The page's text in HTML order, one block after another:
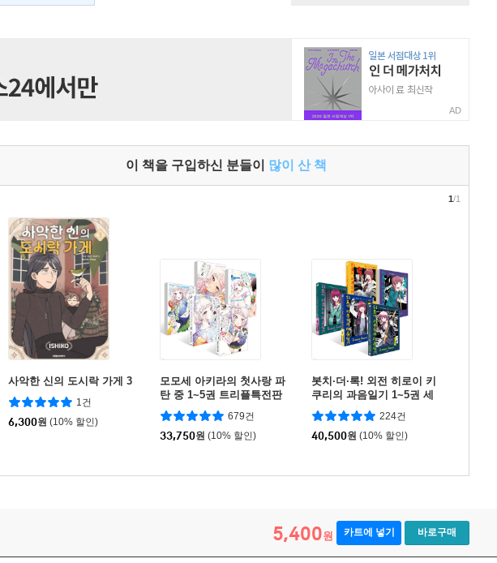
AD
이 책을 구입하신 분들이 많이 산 책
사악한 신의 도시락 가게 3
1건
6,300원 (10% 할인)
모모세 아키라의 첫사랑 파
탄 중 1~5권 트리플특전판
세트
679건
33,750원 (10% 할인)
봇치·더·록! 외전 히로이 키
쿠리의 과음일기 1~5권 세
트
224건
40,500원 (10% 할인)
1/1
5,400원 카트에 넣기 바로구매